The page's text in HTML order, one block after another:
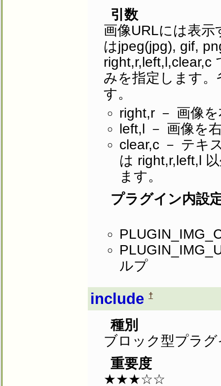
引数
画像URLには表
はjpeg(jpg), gif,
right,r,left,l,clear,c
みを指定します
す。
right,r － 画像
left,l － 画像を
clear,c － テキ
は right,r,left,l
ます。
プラグイン内設
ルプ
include†
種別
ブロック型プラ
重要度
★★★☆☆